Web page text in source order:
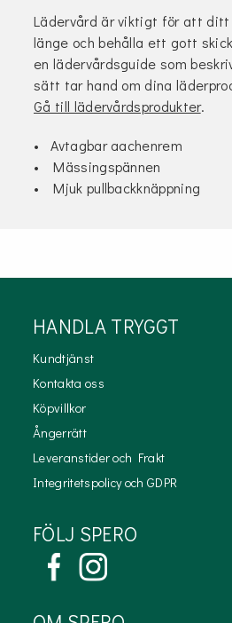
Lädervård är viktigt för att ditt
länge och behålla ett gott
en lädervårdsguide som
sätt tar hand om dina
Gå till lädervårdsprodukter.
• Avtagbar aachenrem
• Mässingspännen
• Mjuk pullbackknäppning
HANDLA TRYGGT
Kundtjänst
Kontakta oss
Köpvillkor
Ångerrätt
Leveranstider och Frakt
Integritetspolicy och GDPR
FÖLJ SPERO